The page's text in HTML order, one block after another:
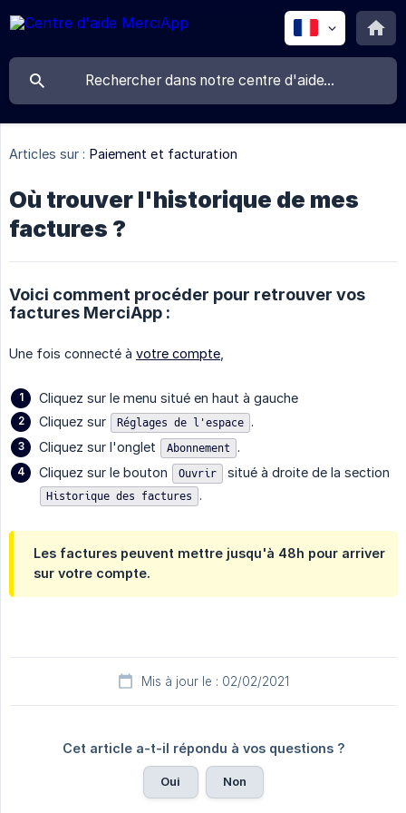
Articles sur : Paiement et facturation
Où trouver l'historique de mes
factures ?
Voici comment procéder pour retrouver vos
factures MerciApp :
Une fois connecté à votre compte
Cliquez sur le menu situé en haut à gauche
Cliquez sur
Réglages de l'espace .
Cliquez sur l'onglet
Abonnement
.
Cliquez sur le bouton
Ouvrir situé à droite de la section
Historique des factures .
Les factures peuvent mettre jusqu'à 48h pour arriver
sur votre compte.
Mis à jour le : 02/02/2021
Cet article a-t-il répondu à vos questions ?
Oui Non